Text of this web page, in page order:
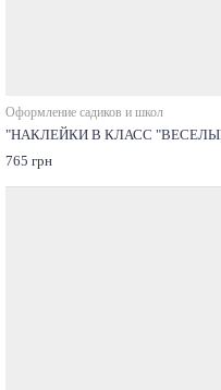
Оформление садиков и школ
"НАКЛЕЙКИ В КЛАСС
765 грн